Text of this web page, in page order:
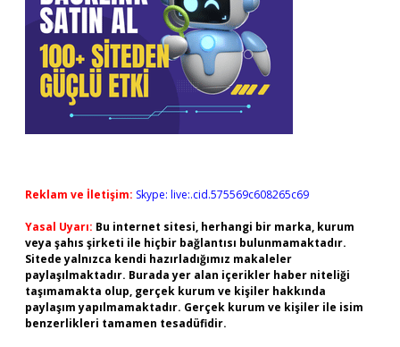
Reklam ve İletişim: Skype: live:.cid.575569c608265c69
Yasal Uyarı: Bu internet sitesi, herhangi bir marka, kurum
veya şahıs şirketi ile hiçbir bağlantısı bulunmamaktadır.
Sitede yalnızca kendi hazırladığımız makaleler
paylaşılmaktadır. Burada yer alan içerikler haber niteliği
taşımamakta olup, gerçek kurum ve kişiler hakkında
paylaşım yapılmamaktadır. Gerçek kurum ve kişiler ile isim
benzerlikleri tamamen tesadüfidir.